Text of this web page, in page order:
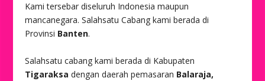
Kami tersebar diseluruh Indonesia maupun
mancanegara. Salahsatu Cabang kami berada di
Provinsi Banten.
Salahsatu cabang kami berada di Kabupaten
Tigaraksadengan daerah pemasaran Balaraja,